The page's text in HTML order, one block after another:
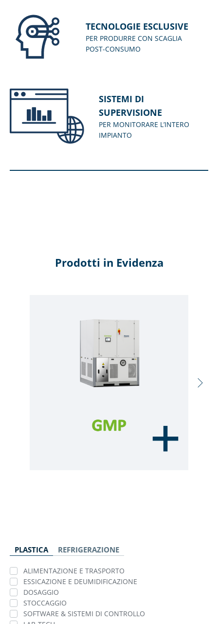
TECNOLOGIE ESCLUSIVE
PER PRODURRE CON SCAGLIA
POST-CONSUMO
SISTEMI DI
SUPERVISIONE
PER MONITORARE L’INTERO
IMPIANTO
Prodotti in Evidenza
PLASTICA REFRIGERAZIONE
ALIMENTAZIONE E TRASPORTO
ESSICAZIONE E DEUMIDIFICAZIONE
DOSAGGIO
STOCCAGGIO
SOFTWARE & SISTEMI DI CONTROLLO